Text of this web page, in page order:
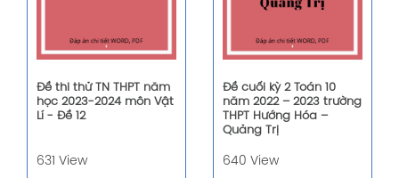
Đề thi thử TN THPT năm
học 2023-2024 môn Vật
Lí - Đề 12
631 View
Đề cuối kỳ 2 Toán 10
năm 2022 – 2023 trường
THPT Hướng Hóa –
Quảng Trị
640 View